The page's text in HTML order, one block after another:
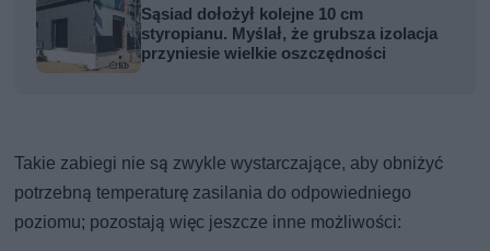
Sąsiad dołożył kolejne 10 cm
styropianu. Myślał, że grubsza izolacja
przyniesie wielkie oszczędności
Takie zabiegi nie są zwykle wystarczające, aby obniżyć
potrzebną temperaturę zasilania do odpowiedniego
poziomu; pozostają więc jeszcze inne możliwości: